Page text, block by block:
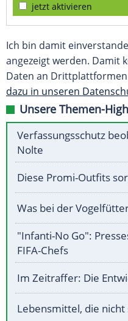
jetzt aktivieren
Ich bin damit
angezeigt werden. Damit
Daten an
dazu in unseren
Unsere Themen-
Verfassungsschutz
Nolte
Diese Promi-Outfits
Was bei der
"Infanti-No Go":
FIFA-Chefs
Im Zeitraffer: Die
Lebensmittel, die